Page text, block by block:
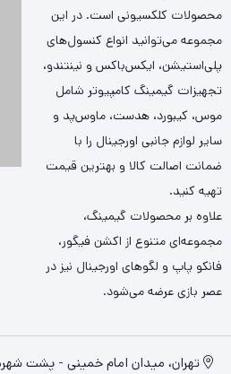
محصولات کلکسیونی است. در این
مجموعه می‌توانید انواع کنسول‌های
پلی‌استیشن، ایکس‌باکس و نینتندو،
تجهیزات گیمینگ کامپیوتر شامل
موس، کیبورد، هدست، ماوس‌پد و
سایر لوازم جانبی اورجینال را با
ضمانت اصالت کالا و بهترین قیمت
تهیه کنید.
علاوه بر محصولات گیمینگ،
مجموعه‌ای متنوع از اکشن فیگور،
فانکو پاپ و لگوهای اورجینال نیز در
عصر بازی عرضه می‌شود.
تهران، میدان امام خمینی - پشت